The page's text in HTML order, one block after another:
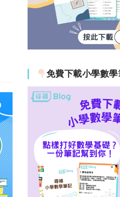
免費下載小學數學